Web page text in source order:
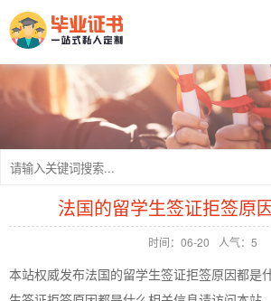
法国的留学生签证拒签原
时间：06-20 人气：5
本站权威发布法国的留学生签证拒签原因都是